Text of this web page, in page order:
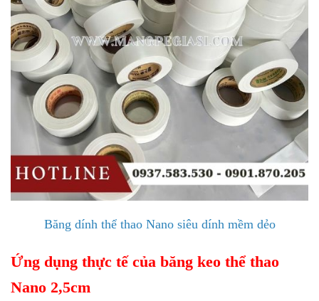
Băng dính thể thao Nano siêu dính mềm dẻo
Ứng dụng thực tế của băng keo thể thao
Nano 2,5cm